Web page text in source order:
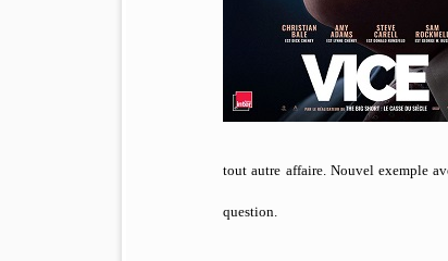
tout autre affaire. Nouvel exemple
question.